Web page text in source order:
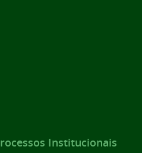
Institucionais